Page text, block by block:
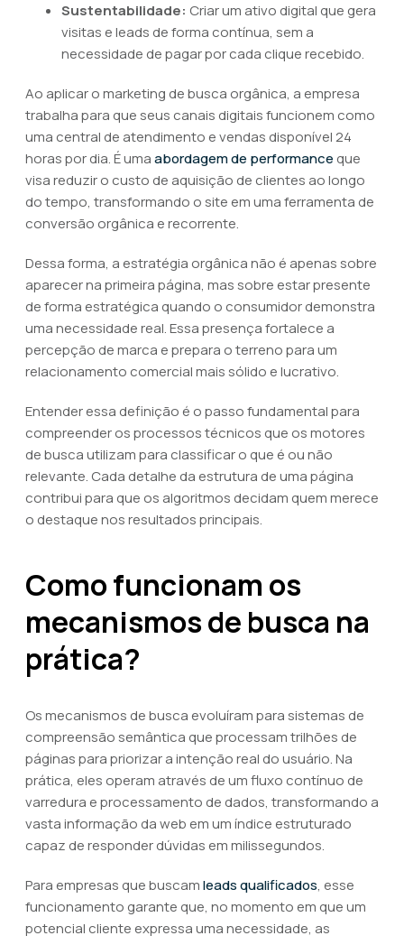
Sustentabilidade: Criar um ativo digital que gera
visitas e leads de forma contínua, sem a
necessidade de pagar por cada clique recebido.
Ao aplicar o marketing de busca orgânica, a empresa
trabalha para que seus canais digitais funcionem como
uma central de atendimento e vendas disponível 24
horas por dia. É umaabordagem de performance que
visa reduzir o custo de aquisição de clientes ao longo
do tempo, transformando o site em uma ferramenta de
conversão orgânica e recorrente.
Dessa forma, a estratégia orgânica não é apenas sobre
aparecer na primeira página, mas sobre estar presente
de forma estratégica quando o consumidor demonstra
uma necessidade real. Essa presença fortalece a
percepção de marca e prepara o terreno para um
relacionamento comercial mais sólido e lucrativo.
Entender essa definição é o passo fundamental para
compreender os processos técnicos que os motores
de busca utilizam para classificar o que é ou não
relevante. Cada detalhe da estrutura de uma página
contribui para que os algoritmos decidam quem merece
o destaque nos resultados principais.
Como funcionam os
mecanismos de busca na
prática?
Os mecanismos de busca evoluíram para sistemas de
compreensão semântica que processam trilhões de
páginas para priorizar a intenção real do usuário. Na
prática, eles operam através de um fluxo contínuo de
varredura e processamento de dados, transformando a
vasta informação da web em um índice estruturado
capaz de responder dúvidas em milissegundos.
Para empresas que buscamleads qualificados, esse
funcionamento garante que, no momento em que um
potencial cliente expressa uma necessidade, as